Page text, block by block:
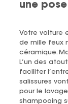
une
Votre voiture
de mille feux
céramique.
L’un des
faciliter
salissures
pour le
shampooing